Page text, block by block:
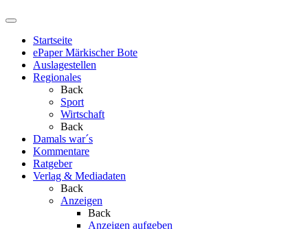
Startseite
ePaper Märkischer Bote
Auslagestellen
Regionales
Back
Sport
Wirtschaft
Back
Damals war´s
Kommentare
Ratgeber
Verlag & Mediadaten
Back
Anzeigen
Back
Anzeigen aufgeben